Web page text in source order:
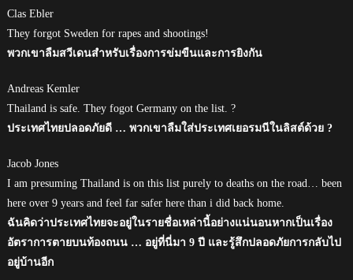
Clas Ebler
They forgot Sweden for rapes and shootings!
พวกเขาลืมสวีเดนสำหรับเรื่องการข่มขืนและการยิงกัน
Andreas Kemler
Thailand is safe. They fogot Germany on the list. ?
ประเทศไทยปลอดภัยดี … พวกเขาลืมใส่ประเทศเยอรมนีในลิสต์ด้วย ?
Jacob Jones
I am presuming Thailand is on this list purely to deaths on the road… been
here over 9 years and feel far safer here than i did back home.
ฉันคิดว่าประเทศไทยจะอยู่ในรายชื่อเหล่านี้อย่างแน่นอนหากเป็นเรื่อง
อัตราการตายบนท้องถนน … อยู่ที่นี่มา 9 ปี และรู้สึกปลอดภัยการกลับไป
อยู่บ้านอีก